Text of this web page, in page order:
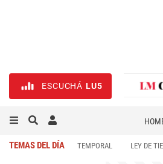
ESCUCHÁ LU5
TEMAS DEL DÍA TEMPORAL LEY DE